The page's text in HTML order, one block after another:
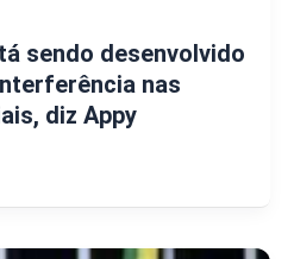
sendo desenvolvido
nas
diz Appy